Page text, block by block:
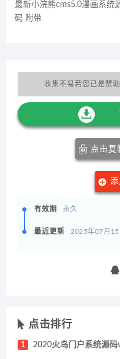
最新小浣熊cms5.0漫画系统
码 附带
收集不易若您已是赞
点击复
有效期 永久
最近更新 2025年07月15
点击排行
1 2020火鸟门户系统源码